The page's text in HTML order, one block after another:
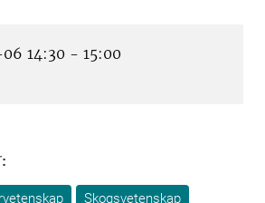
14:30 - 15:00
Skogsvetenskap